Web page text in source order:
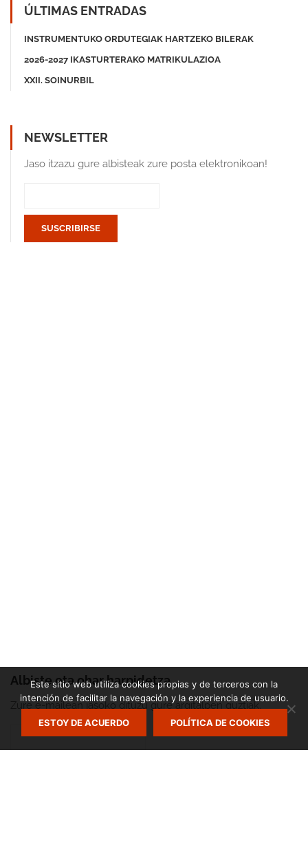
ÚLTIMAS ENTRADAS
INSTRUMENTUKO ORDUTEGIAK HARTZEKO BILERAK
2026-2027 IKASTURTERAKO MATRIKULAZIOA
XXII. SOINURBIL
NEWSLETTER
Jaso itzazu gure albisteak zure posta elektronikoan!
Albiste eta ohar harpidetza
Zure e-mailean jasoko dituzu gure argitalpen guztiak.
Este sitio web utiliza cookies propias y de terceros con la
intención de facilitar la navegación y la experiencia de usuario.
ESTOY DE ACUERDO POLÍTICA DE COOKIES